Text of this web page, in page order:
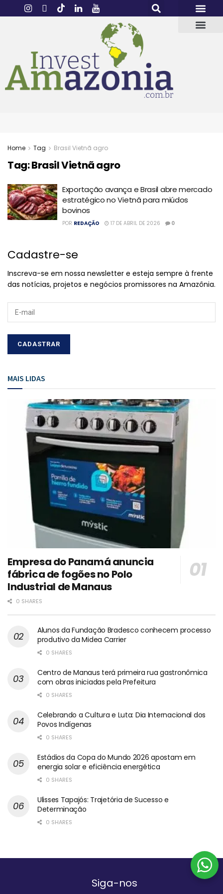
Home Tag Brasil Vietnã agro
Tag:Brasil Vietnã agro
Exportação avança e Brasil abre mercado
estratégico no Vietnã para miúdos
bovinos
POR REDAÇÃO 17 DE ABRIL DE 2026 0
Cadastre-se
Inscreva-se em nossa newsletter e esteja sempre à frente
das notícias, projetos e negócios promissores na Amazônia.
MAIS LIDAS
Empresa do Panamá anuncia
fábrica de fogões no Polo
Industrial de Manaus
0 SHARES
Alunos da Fundação Bradesco conhecem processo
produtivo da Midea Carrier
0 SHARES
Centro de Manaus terá primeira rua gastronômica
com obras iniciadas pela Prefeitura
0 SHARES
Celebrando a Cultura e Luta: Dia Internacional dos
Povos Indígenas
0 SHARES
Estádios da Copa do Mundo 2026 apostam em
energia solar e eficiência energética
0 SHARES
Ulisses Tapajós: Trajetória de Sucesso e
Determinação
0 SHARES
Siga-nos